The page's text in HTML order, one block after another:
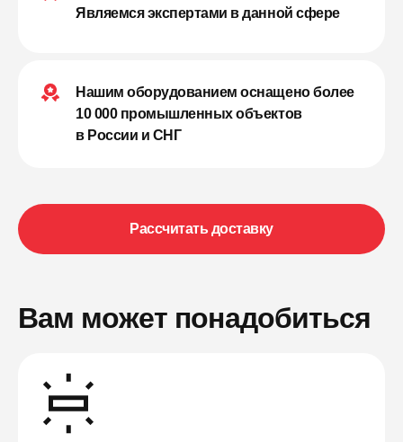
Являемся экспертами в данной сфере
Нашим оборудованием оснащено более
10 000 промышленных объектов
в России и СНГ
Рассчитать доставку
Вам может понадобиться